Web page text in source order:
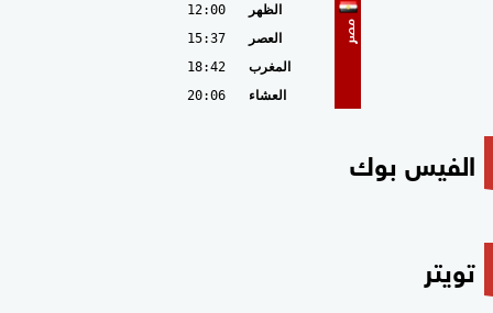
مصر
الظهر
12:00
العصر
15:37
المغرب
18:42
العشاء
20:06
الفيس بوك
تويتر